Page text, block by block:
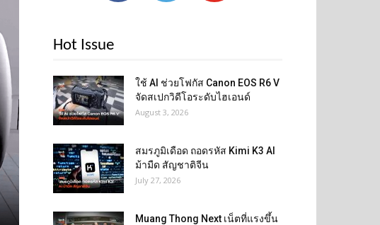
Hot Issue
ใช้ AI ช่วยโฟกัส Canon EOS R6 V
จัดสเปกวิดีโอระดับไฮเอนด์
August 3, 2026
สมรภูมิเดือด ถอดรหัส Kimi K3 AI
ม้ามืด สัญชาติจีน
July 27, 2026
Muang Thong Next เน็ตที่แรงขึ้น